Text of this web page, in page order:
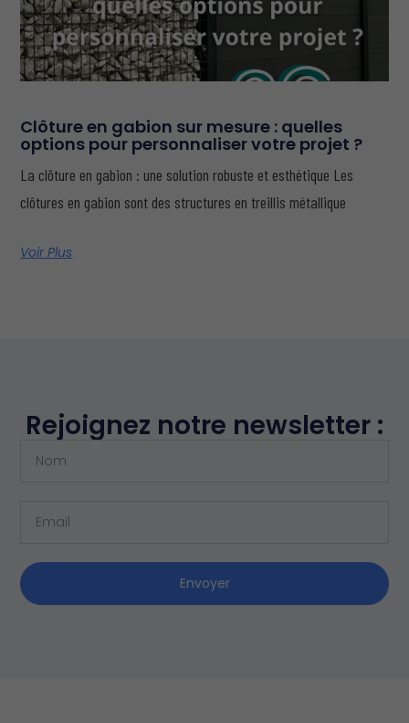
Clôture en gabion sur mesure : quelles
options pour personnaliser votre projet ?
La clôture en gabion : une solution robuste et esthétique Les
clôtures en gabion sont des structures en treillis métallique
Voir Plus
Rejoignez notre newsletter :
Envoyer